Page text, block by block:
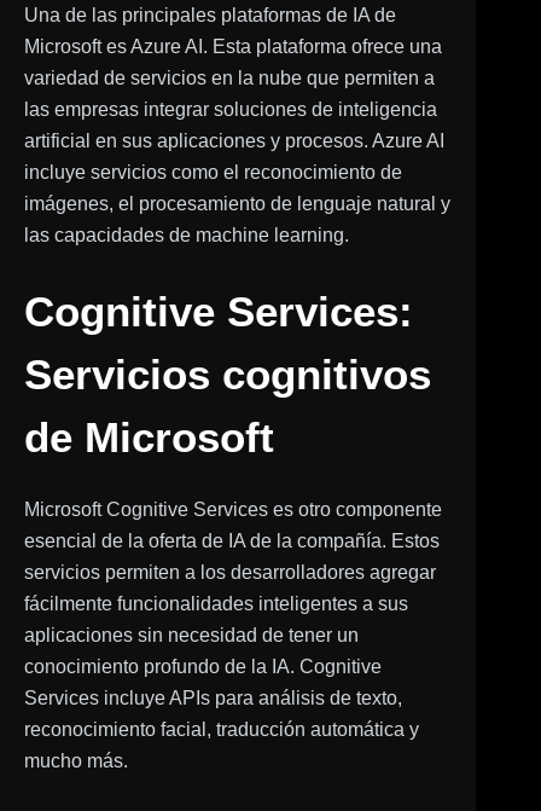
Una de las principales plataformas de IA de
Microsoft es Azure AI. Esta plataforma ofrece una
variedad de servicios en la nube que permiten a
las empresas integrar soluciones de inteligencia
artificial en sus aplicaciones y procesos. Azure AI
incluye servicios como el reconocimiento de
imágenes, el procesamiento de lenguaje natural y
las capacidades de machine learning.
Cognitive Services:
Servicios cognitivos
de Microsoft
Microsoft Cognitive Services es otro componente
esencial de la oferta de IA de la compañía. Estos
servicios permiten a los desarrolladores agregar
fácilmente funcionalidades inteligentes a sus
aplicaciones sin necesidad de tener un
conocimiento profundo de la IA. Cognitive
Services incluye APIs para análisis de texto,
reconocimiento facial, traducción automática y
mucho más.